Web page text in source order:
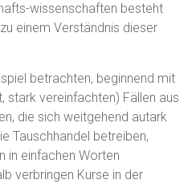
wissenschaften besteht
einem Verständnis dieser
betrachten, beginnend mit
stark vereinfachten) Fällen aus
die sich weitgehend autark
Tauschhandel betreiben,
in einfachen Worten
verbringen Kurse in der